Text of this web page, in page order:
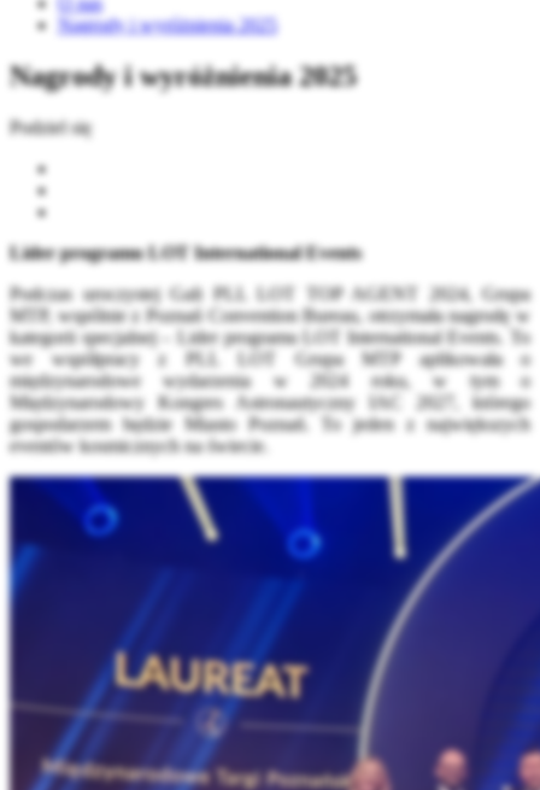
Nagrody i wyróżnienia 2025
Nagrody i wyróżnienia 2025
Podziel się
Lider programu LOT International Events
Podczas uroczystej Gali PLL LOT TOP AGENT 2024, Grupa
MTP, wspólnie z Poznań Convention Bureau, otrzymała nagrodę w
kategorii specjalnej – Lider programu LOT International Events. To
we współpracy z PLL LOT Grupa MTP aplikowała o
międzynarodowe wydarzenia w 2024 roku, w tym o
Międzynarodowy Kongres Astronautyczny IAC 2027, którego
gospodarzem będzie Miasto Poznań. To jeden z największych
eventów kosmicznych na świecie.